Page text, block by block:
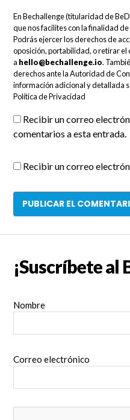
En Bechallenge (titularidad de
que nos facilites con la finalidad
Podrás ejercer los derechos de
oposición, portabilidad, o retirar
a hello@bechallenge.io.
derechos ante la Autoridad de
información adicional y detallada
Política de Privacidad
Recibir un correo
comentarios a esta entrada.
Recibir un correo
¡Suscríbete al
Nombre
Correo electrónico